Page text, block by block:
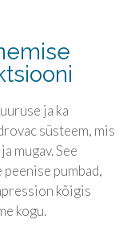
ja ka
süsteem, mis
mugav. See
pumbad,
kõigis
kogu.